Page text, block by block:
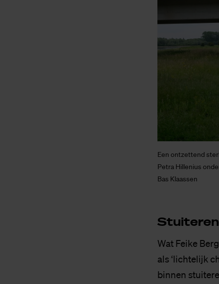
Een ontzettend
Petra Hillenius
Bas Klaassen
Wat Feike
als ‘lichtelijk
binnen